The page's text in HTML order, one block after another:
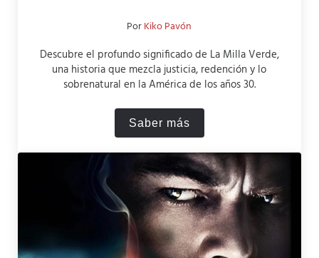
PorKiko Pavón
Descubre el profundo significado de La Milla Verde,
una historia que mezcla justicia, redención y lo
sobrenatural en la América de los años 30.
Saber másResumen de la Milla Verde